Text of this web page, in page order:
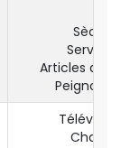
Sèche-
Articles de
Peignoir et
Télévision
Chaînes